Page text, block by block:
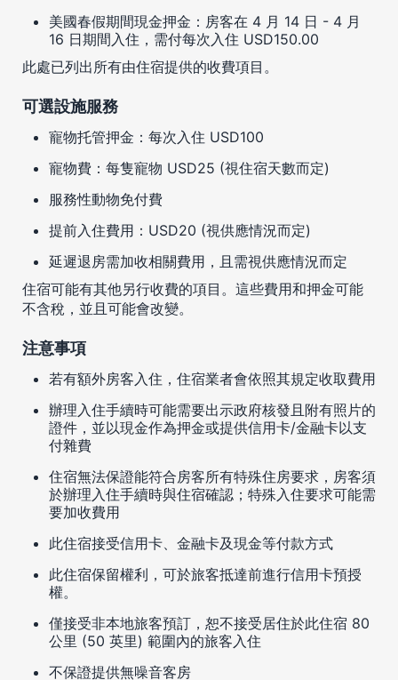
美國春假期間現金押金：房客在 4 月 14 日 - 4 月
16 日期間入住，需付每次入住 USD150.00
此處已列出所有由住宿提供的收費項目。
可選設施服務
寵物托管押金：每次入住 USD100
寵物費：每隻寵物 USD25 (視住宿天數而定)
服務性動物免付費
提前入住費用：USD20 (視供應情況而定)
延遲退房需加收相關費用，且需視供應情況而定
住宿可能有其他另行收費的項目。這些費用和押金可能
不含稅，並且可能會改變。
注意事項
若有額外房客入住，住宿業者會依照其規定收取費用
辦理入住手續時可能需要出示政府核發且附有照片的
證件，並以現金作為押金或提供信用卡/金融卡以支
付雜費
住宿無法保證能符合房客所有特殊住房要求，房客須
於辦理入住手續時與住宿確認；特殊入住要求可能需
要加收費用
此住宿接受信用卡、金融卡及現金等付款方式
此住宿保留權利，可於旅客抵達前進行信用卡預授
權。
僅接受非本地旅客預訂，恕不接受居住於此住宿 80
公里 (50 英里) 範圍內的旅客入住
不保證提供無噪音客房